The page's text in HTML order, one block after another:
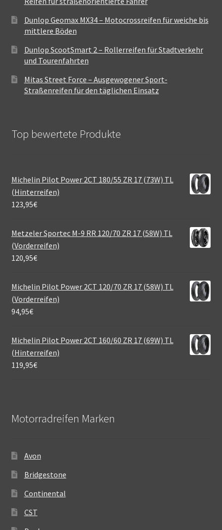
Dunlop Geomax MX34 – Motocrossreifen für weiche bis
mittlere Böden
Dunlop ScootSmart 2 – Rollerreifen für Stadtverkehr
und Tourenfahrten
Mitas Street Force – Ausgewogener Sport-
Straßenreifen für den täglichen Einsatz
Top bewertete Produkte
Michelin Pilot Power 2CT 180/55 ZR 17 (73W) TL
(Hinterreifen)
123,95€
Metzeler Sportec M-9 RR 120/70 ZR 17 (58W) TL
(Vorderreifen)
120,95€
Michelin Pilot Power 2CT 120/70 ZR 17 (58W) TL
(Vorderreifen)
94,95€
Michelin Pilot Power 2CT 160/60 ZR 17 (69W) TL
(Hinterreifen)
119,95€
Motorradreifen Marken
Avon
Bridgestone
Continental
CST